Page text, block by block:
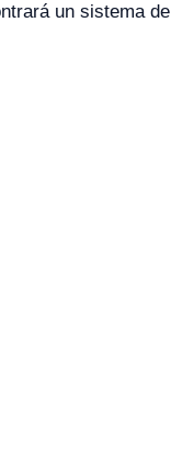
un sistema de